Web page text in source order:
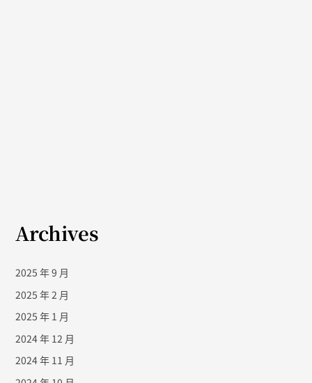
Archives
2025 年 9 月
2025 年 2 月
2025 年 1 月
2024 年 12 月
2024 年 11 月